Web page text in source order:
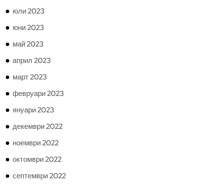
юли 2023
юни 2023
май 2023
април 2023
март 2023
февруари 2023
януари 2023
декември 2022
ноември 2022
октомври 2022
септември 2022